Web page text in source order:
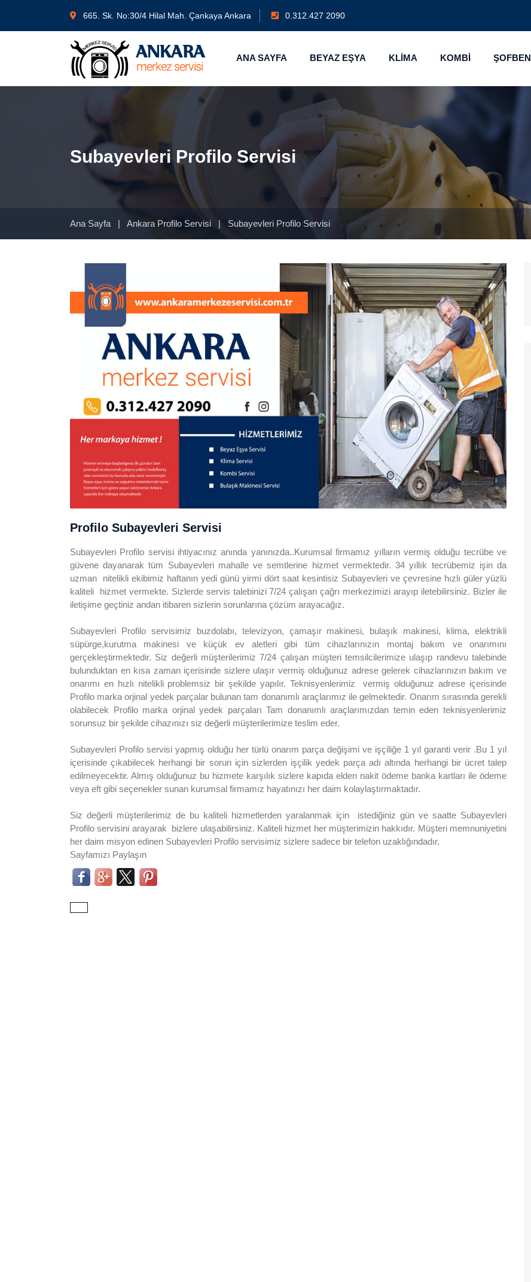
665. Sk. No:30/4 Hilal Mah. Çankaya Ankara 0.312.427 2090
ANA SAYFA BEYAZ EŞYA KLİMA KOMBİ ŞOFBEN
Subayevleri Profilo Servisi
Ana Sayfa | Ankara Profilo Servisi | Subayevleri Profilo Servisi
Profilo Subayevleri Servisi
Subayevleri Profilo servisi ihtiyacınız anında yanınızda..Kurumsal firmamız yılların vermiş olduğu tecrübe ve
güvene dayanarak tüm Subayevleri mahalle ve semtlerine hizmet vermektedir. 34 yıllık tecrübemiz işin da
uzman nitelikli ekibimiz haftanın yedi günü yirmi dört saat kesintisiz Subayevleri ve çevresine hızlı güler yüzlü
kaliteli hizmet vermekte. Sizlerde servis talebinizi 7/24 çalışan çağrı merkezimizi arayıp iletebilirsiniz. Bizler ile
iletişime geçtiniz andan itibaren sizlerin sorunlarına çözüm arayacağız.
Subayevleri Profilo servisimiz buzdolabı, televizyon, çamaşır makinesi, bulaşık makinesi, klima, elektrikli
süpürge,kurutma makinesi ve küçük ev aletleri gibi tüm cihazlarınızın montaj bakım ve onarımını
gerçekleştirmektedir. Siz değerli müşterilerimiz 7/24 çalışan müşteri temsilcilerimize ulaşıp randevu talebinde
bulunduktan en kısa zaman içerisinde sizlere ulaşır vermiş olduğunuz adrese gelerek cihazlarınızın bakım ve
onarımı en hızlı nitelikli problemsiz bir şekilde yapılır. Teknisyenlerimiz vermiş olduğunuz adrese içerisinde
Profilo marka orjinal yedek parçalar bulunan tam donanımlı araçlarımız ile gelmektedir. Onarım sırasında gerekli
olabilecek Profilo marka orjinal yedek parçaları Tam donanımlı araçlarımızdan temin eden teknisyenlerimiz
sorunsuz bir şekilde cihazınızı siz değerli müşterilerimize teslim eder.
Subayevleri Profilo servisi yapmış olduğu her türlü onarım parça değişimi ve işçiliğe 1 yıl garanti verir .Bu 1 yıl
içerisinde çıkabilecek herhangi bir sorun için sizlerden işçilik yedek parça adı altında herhangi bir ücret talep
edilmeyecektir. Almış olduğunuz bu hizmete karşılık sizlere kapıda elden nakit ödeme banka kartları ile ödeme
veya eft gibi seçenekler sunan kurumsal firmamız hayatınızı her daim kolaylaştırmaktadır.
Siz değerli müşterilerimiz de bu kaliteli hizmetlerden yaralanmak için istediğiniz gün ve saatte Subayevleri
Profilo servisini arayarak bizlere ulaşabilirsiniz. Kaliteli hizmet her müşterimizin hakkıdır. Müşteri memnuniyetini
her daim misyon edinen Subayevleri Profilo servisimiz sizlere sadece bir telefon uzaklığındadır.
Sayfamızı Paylaşın